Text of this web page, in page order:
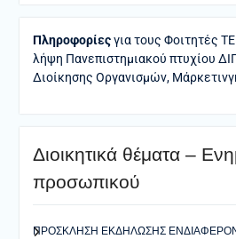
Πληροφορίεςγια τους Φοιτητές
λήψη Πανεπιστημιακού πτυχίου
Διοίκησης Οργανισμών,
Διοικητικά θέματα –
προσωπικού
ΠΡΟΣΚΛΗΣΗ ΕΚΔΗΛΩΣΗΣ